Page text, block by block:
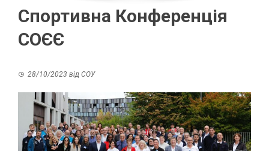
Спортивна Конференція
СОЄЄ
28/10/2023 від СОУ